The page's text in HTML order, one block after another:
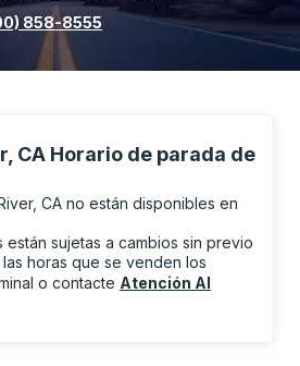
la ubicación de la parada en
858-8555
CA Horario de parada de
CA no están disponibles en
están sujetas a cambios sin previo
horas que se venden los
o contacte Atención Al